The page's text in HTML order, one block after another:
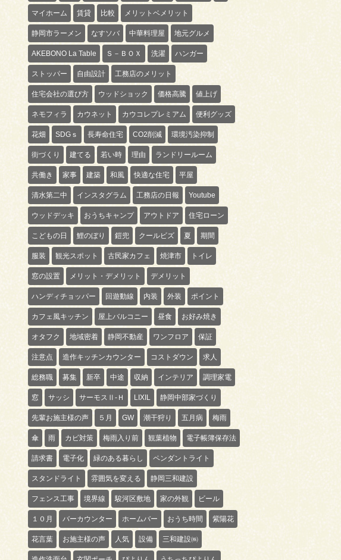
マイホーム 賃貸 比較 メリットベメリット
静岡市ラーメン なすソバ 中華料理屋 地元グルメ
AKEBONO La Table Ｓ－ＢＯＸ 洗濯 ハンガー
ストッパー 自由設計 工務店のメリット
住宅会社の選び方 ウッドショック 価格高騰 値上げ
ネモフィラ カウネット カウコレプレミアム 便利グッズ
花畑 SDGｓ 長寿命住宅 CO2削減 環境汚染抑制
街づくり 建てる 若い時 理由 ランドリールーム
共働き 家事 建築 和風 快適な住宅 平屋
清水第二中 インスタグラム 工務店の日報 Youtube
ウッドデッキ おうちキャンプ アウトドア 住宅ローン
こどもの日 鯉のぼり 鎧兜 クールビズ 夏 期間
服装 観光スポット 古民家カフェ 焼津市 トイレ
窓の設置 メリット・デメリット デメリット
ハンディチョッパー 回遊動線 内装 外装 ポイント
カフェ風キッチン 屋上バルコニー 昼食 お好み焼き
オタフク 地域密着 静岡不動産 ワンフロア 保証
注意点 造作キッチンカウンター コストダウン 求人
総務職 募集 新卒 中途 収納 インテリア 調理家電
窓 サッシ サーモスⅡ-Ｈ LIXIL 静岡中部家づくり
先輩お施主様の声 ５月 GW 潮干狩り 五月病 梅雨
傘 雨 カビ対策 梅雨入り前 観葉植物 電子帳簿保存法
請求書 電子化 緑のある暮らし ペンダントライト
スタンドライト 雰囲気を変える 静岡三和建設
フェンス工事 境界線 駿河区敷地 家の外観 ビール
１０月 バーカウンター ホームバー おうち時間 紫陽花
花言葉 お施主様の声 人気 設備 三和建設㈱